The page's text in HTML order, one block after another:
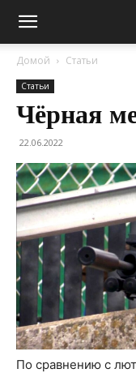
Домой Статьи
Статьи
Чёрная
22.06.2022
По сравнению с